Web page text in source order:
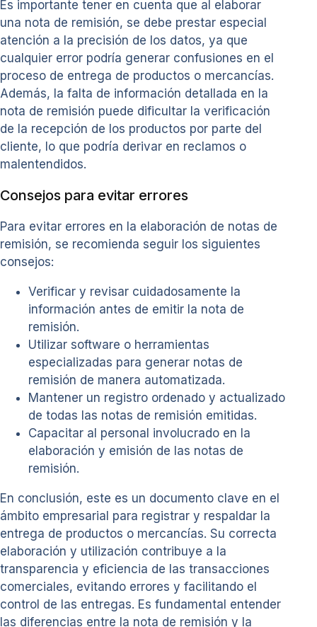
Es importante tener en cuenta que al elaborar
una nota de remisión, se debe prestar especial
atención a la precisión de los datos, ya que
cualquier error podría generar confusiones en el
proceso de entrega de productos o mercancías.
Además, la falta de información detallada en la
nota de remisión puede dificultar la verificación
de la recepción de los productos por parte del
cliente, lo que podría derivar en reclamos o
malentendidos.
Consejos para evitar errores
Para evitar errores en la elaboración de notas de
remisión, se recomienda seguir los siguientes
consejos:
Verificar y revisar cuidadosamente la
información antes de emitir la nota de
remisión.
Utilizar software o herramientas
especializadas para generar notas de
remisión de manera automatizada.
Mantener un registro ordenado y actualizado
de todas las notas de remisión emitidas.
Capacitar al personal involucrado en la
elaboración y emisión de las notas de
remisión.
En conclusión, este es un documento clave en el
ámbito empresarial para registrar y respaldar la
entrega de productos o mercancías. Su correcta
elaboración y utilización contribuye a la
transparencia y eficiencia de las transacciones
comerciales, evitando errores y facilitando el
control de las entregas. Es fundamental entender
las diferencias entre la nota de remisión y la